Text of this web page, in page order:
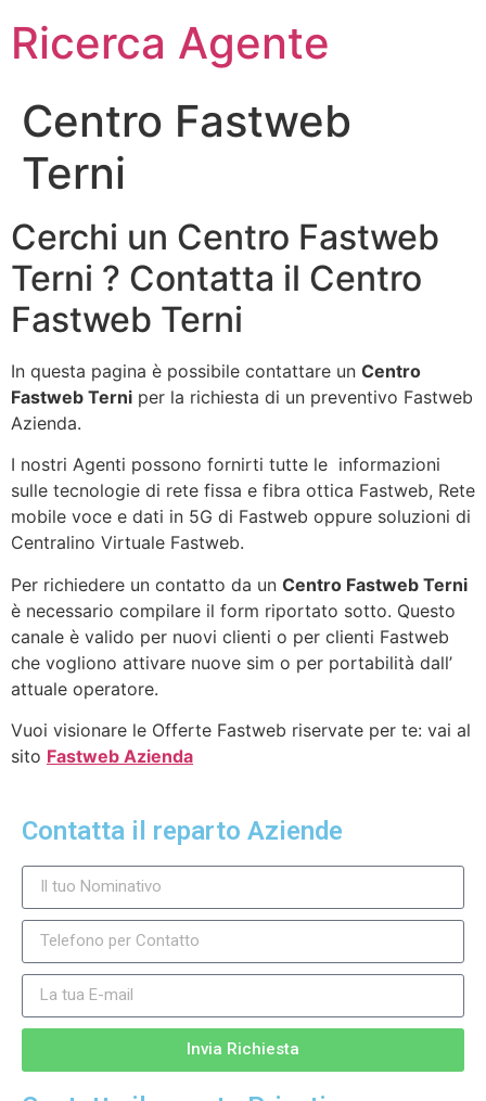
Ricerca Agente
Centro Fastweb
Terni
Cerchi un Centro Fastweb
Terni ? Contatta il Centro
Fastweb Terni
In questa pagina è possibile contattare un Centro
Fastweb Terni per la richiesta di un preventivo Fastweb
Azienda.
I nostri Agenti possono fornirti tutte le informazioni
sulle tecnologie di rete fissa e fibra ottica Fastweb, Rete
mobile voce e dati in 5G di Fastweb oppure soluzioni di
Centralino Virtuale Fastweb.
Per richiedere un contatto da un Centro Fastweb Terni
è necessario compilare il form riportato sotto. Questo
canale è valido per nuovi clienti o per clienti Fastweb
che vogliono attivare nuove sim o per portabilità dall’
attuale operatore.
Vuoi visionare le Offerte Fastweb riservate per te: vai al
sito Fastweb Azienda
Contatta il reparto Aziende
Invia Richiesta